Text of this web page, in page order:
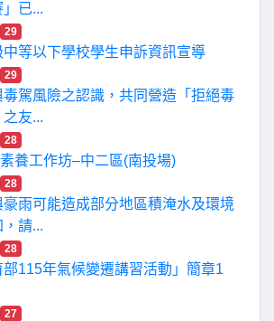
已...
29
等以下學校學生申訴資訊宣導
29
駕風險之認識，共同營造「拒絕毒
友...
28
養工作坊–中二區(南投場)
28
豪雨可能造成部分地區積淹水及環境
請...
28
115年氣候變遷講習活動」簡章1
27